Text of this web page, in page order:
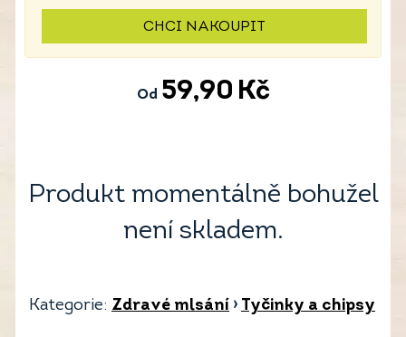
CHCI NAKOUPIT
Od 59,90 Kč
Produkt momentálně bohužel
není skladem.
Kategorie: Zdravé mlsání › Tyčinky a chipsy